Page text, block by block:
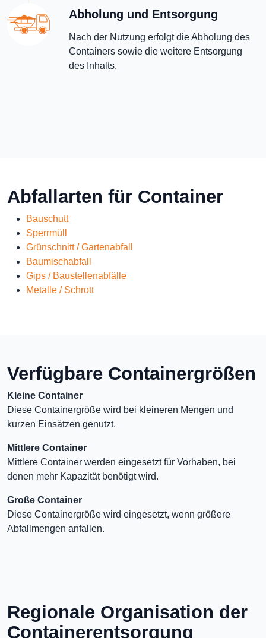
Abholung und Entsorgung
Nach der Nutzung erfolgt die Abholung des
Containers sowie die weitere Entsorgung
des Inhalts.
Abfallarten für Container
Bauschutt
Sperrmüll
Grünschnitt / Gartenabfall
Baumischabfall
Gips / Baustellenabfälle
Metalle / Schrott
Verfügbare Containergrößen
Kleine Container
Diese Containergröße wird bei kleineren Mengen und
kurzen Einsätzen genutzt.
Mittlere Container
Mittlere Container werden eingesetzt für Vorhaben, bei
denen mehr Kapazität benötigt wird.
Große Container
Diese Containergröße wird eingesetzt, wenn größere
Abfallmengen anfallen.
Regionale Organisation der
Containerentsorgung